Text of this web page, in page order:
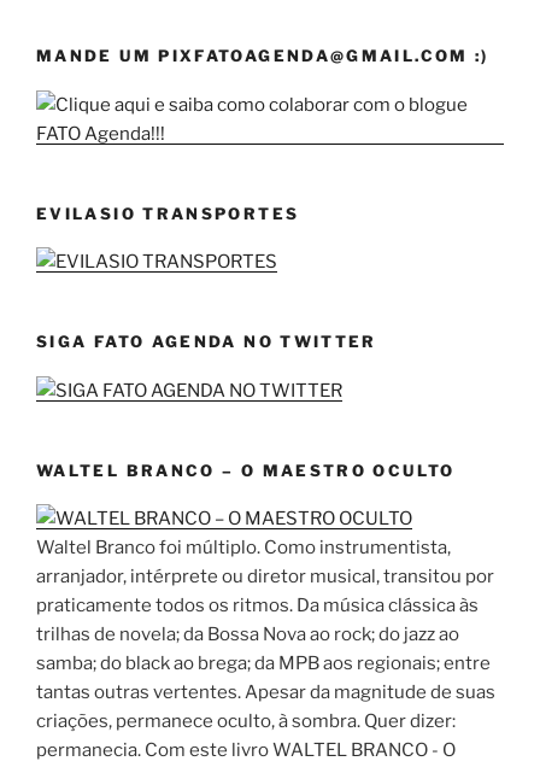
MANDE UM PIXFATOAGENDA@GMAIL.COM :)
EVILASIO TRANSPORTES
SIGA FATO AGENDA NO TWITTER
WALTEL BRANCO – O MAESTRO OCULTO
Waltel Branco foi múltiplo. Como instrumentista,
arranjador, intérprete ou diretor musical, transitou por
praticamente todos os ritmos. Da música clássica às
trilhas de novela; da Bossa Nova ao rock; do jazz ao
samba; do black ao brega; da MPB aos regionais; entre
tantas outras vertentes. Apesar da magnitude de suas
criações, permanece oculto, à sombra. Quer dizer:
permanecia. Com este livro WALTEL BRANCO - O